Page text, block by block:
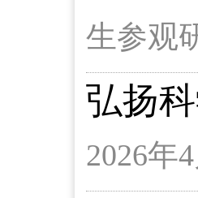
生参观
弘扬
2026年